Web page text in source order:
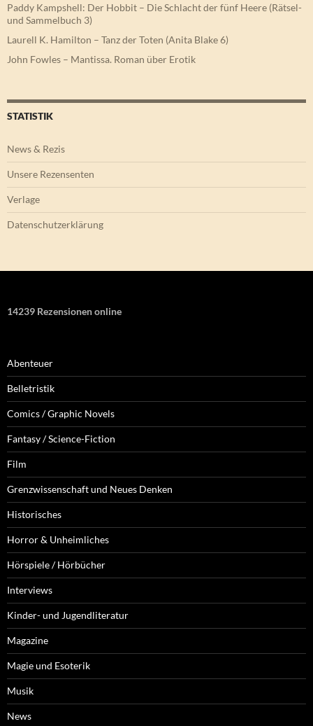
Paddy Kampshell: Der Hobbit – Die Schlacht der fünf Heere (Rätsel-
und Sammelbuch 3)
Laurell K. Hamilton – Tanz der Toten (Anita Blake 6)
John Fowles – Mantissa. Roman über Erotik
STATISTIK
News & Rezis
Unsere Rezensenten
Verlage
Datenschutzerklärung
14239 Rezensionen online
Abenteuer
Belletristik
Comics / Graphic Novels
Fantasy / Science-Fiction
Film
Grenzwissenschaft und Neues Denken
Historisches
Horror & Unheimliches
Hörspiele / Hörbücher
Interviews
Kinder- und Jugendliteratur
Magazine
Magie und Esoterik
Musik
News